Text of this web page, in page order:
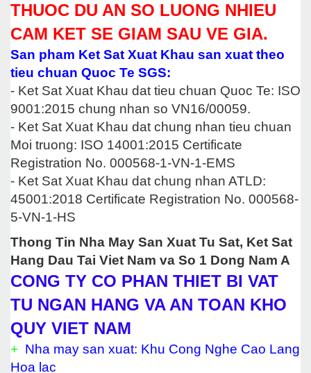
THUOC DU AN SO LUONG NHIEU
CAM KET SE GIAM SAU VE GIA.
San pham Ket Sat Xuat Khau san xuat theo
tieu chuan Quoc Te SGS:
- Ket Sat Xuat Khau dat tieu chuan Quoc Te: ISO
9001:2015 chung nhan so VN16/00059.
- Ket Sat Xuat Khau dat chung nhan tieu chuan
Moi truong: ISO 14001:2015 Certificate
Registration No. 000568-1-VN-1-EMS
- Ket Sat Xuat Khau dat chung nhan ATLD:
45001:2018 Certificate Registration No. 000568-
5-VN-1-HS
Thong Tin Nha May San Xuat Tu Sat, Ket Sat
Hang Dau Tai Viet Nam va So 1 Dong Nam A
CONG TY CO PHAN THIET BI VAT
TU NGAN HANG VA AN TOAN KHO
QUY VIET NAM
+ Nha may san xuat: Khu Cong Nghe Cao Lang
Hoa lac